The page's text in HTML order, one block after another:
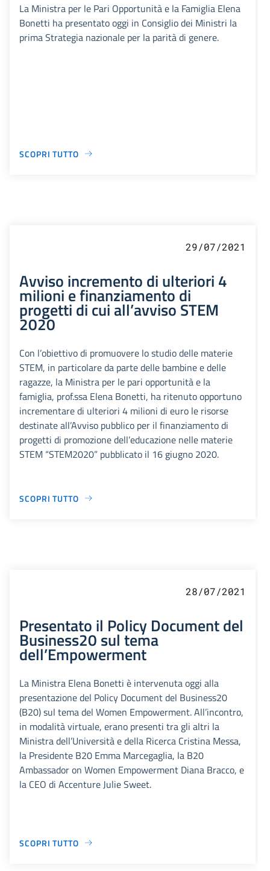
La Ministra per le Pari Opportunità e la Famiglia Elena
Bonetti ha presentato oggi in Consiglio dei Ministri la
prima Strategia nazionale per la parità di genere.
SCOPRI TUTTO
29/07/2021
Avviso incremento di ulteriori 4
milioni e finanziamento di
progetti di cui all’avviso STEM
2020
Con l’obiettivo di promuovere lo studio delle materie
STEM, in particolare da parte delle bambine e delle
ragazze, la Ministra per le pari opportunità e la
famiglia, prof.ssa Elena Bonetti, ha ritenuto opportuno
incrementare di ulteriori 4 milioni di euro le risorse
destinate all’Avviso pubblico per il finanziamento di
progetti di promozione dell’educazione nelle materie
STEM “STEM2020” pubblicato il 16 giugno 2020.
SCOPRI TUTTO
28/07/2021
Presentato il Policy Document del
Business20 sul tema
dell’Empowerment
La Ministra Elena Bonetti è intervenuta oggi alla
presentazione del Policy Document del Business20
(B20) sul tema del Women Empowerment. All’incontro,
in modalità virtuale, erano presenti tra gli altri la
Ministra dell’Università e della Ricerca Cristina Messa,
la Presidente B20 Emma Marcegaglia, la B20
Ambassador on Women Empowerment Diana Bracco, e
la CEO di Accenture Julie Sweet.
SCOPRI TUTTO